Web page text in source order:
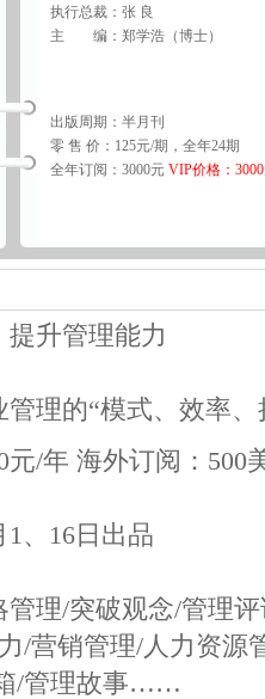
执行总裁：张 良
主 编：郑学浩（博士）
出版周期：半月刊
零 售 价：125元/期，全年24期
全年订阅：3000元 VIP价格：
升管理能力
理的“模式、效率
/年 海外订阅：500
16日出品
/突破观念/管理评
/营销管理/人力资源
/管理故事……